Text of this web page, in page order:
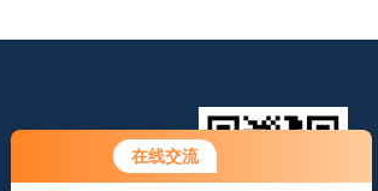
在线交流